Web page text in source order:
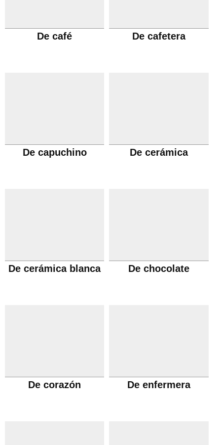
De café De cafetera
De capuchino De cerámica
De cerámica blanca De chocolate
De corazón De enfermera